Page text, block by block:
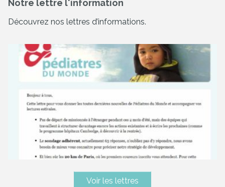
Notre lettre l'information
Découvrez nos lettres d’informations.
Voir les lettres